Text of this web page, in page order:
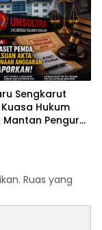
Sengkarut
Hukum
Mantan Pengurus
Ruas yang